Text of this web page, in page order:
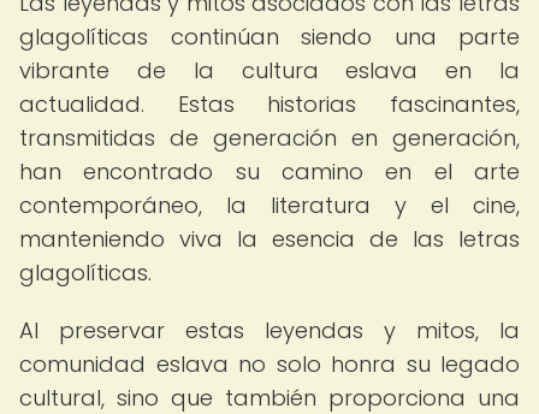
glagolíticas continúan siendo una parte
vibrante de la cultura eslava en la
actualidad. Estas historias fascinantes,
transmitidas de generación en generación,
han encontrado su camino en el arte
contemporáneo, la literatura y el cine,
manteniendo viva la esencia de las letras
glagolíticas.
Al preservar estas leyendas y mitos, la
comunidad eslava no solo honra su legado
cultural, sino que también proporciona una